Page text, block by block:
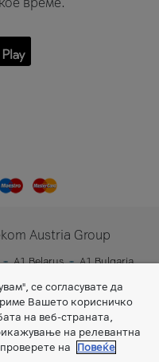
време.
Austria Group
A1 Belarus
A1 Bulgaria
се согласувате да
Вашето корисничко
на веб-страната,
на релевантна
на
Повеќе